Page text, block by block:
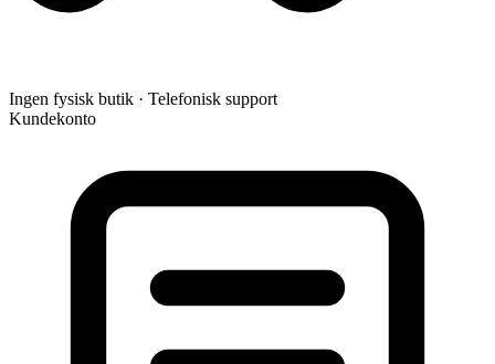
Ingen fysisk butik · Telefonisk support
Kundekonto